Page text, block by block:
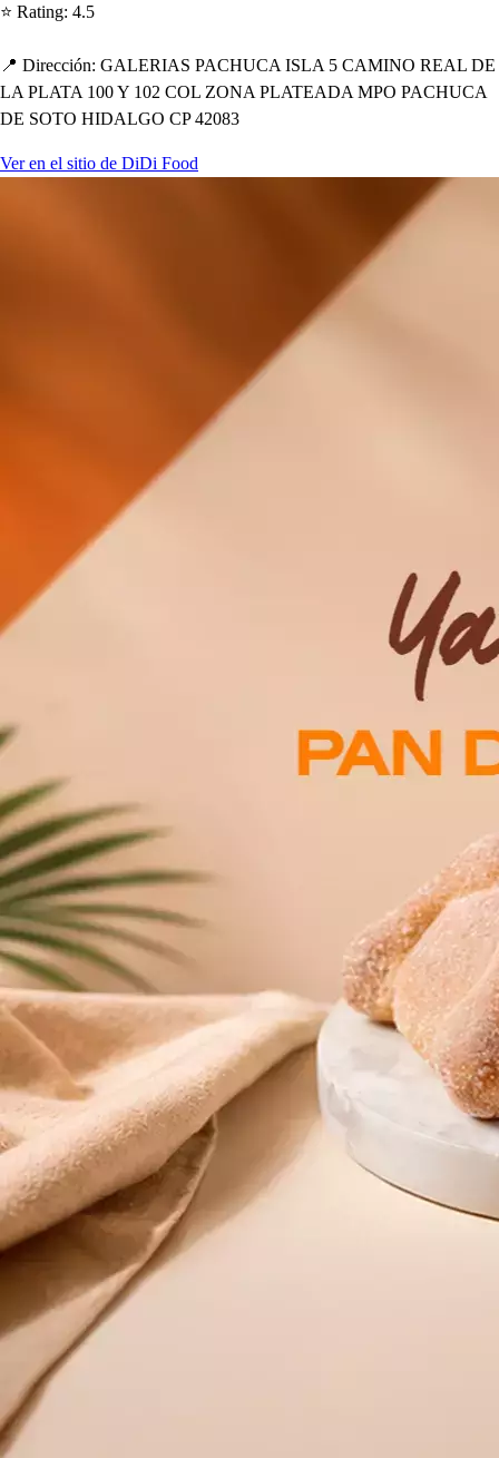
⭐ Rating: 4.5
📍 Dirección: GALERIAS PACHUCA ISLA 5 CAMINO REAL DE
LA PLATA 100 Y 102 COL ZONA PLATEADA MPO PACHUCA
DE SOTO HIDALGO CP 42083
Ver en el sitio de DiDi Food